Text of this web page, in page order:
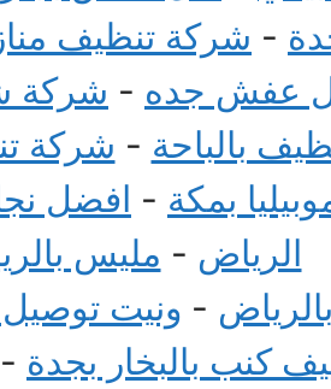
- شركة تنظيف
عفش جده - شركة
بالباحة - شركة
بمكة - افضل
الرياض - مليس
بالرياض - ونيت توصيل
كنب بالبخار بجدة -